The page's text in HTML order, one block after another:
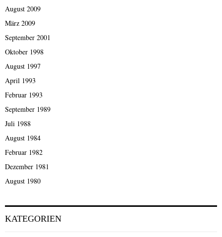
August 2009
März 2009
September 2001
Oktober 1998
August 1997
April 1993
Februar 1993
September 1989
Juli 1988
August 1984
Februar 1982
Dezember 1981
August 1980
KATEGORIEN